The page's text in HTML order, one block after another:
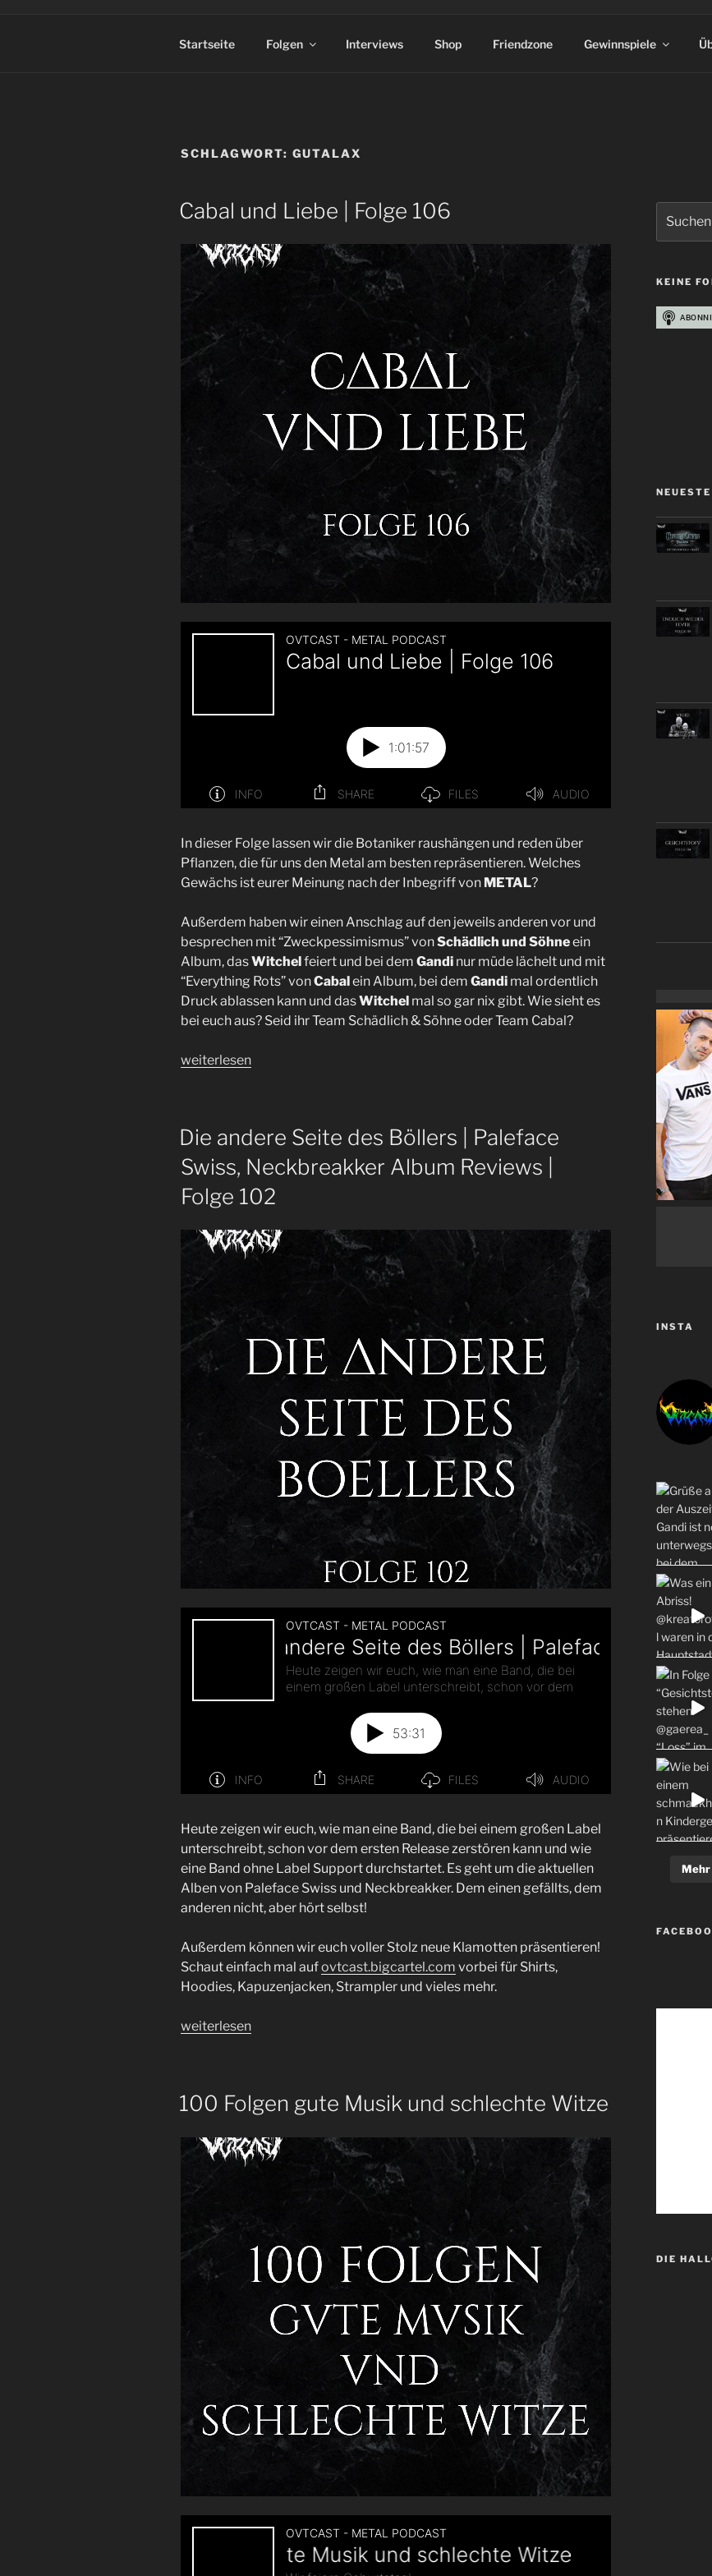
Startseite Folgen Interviews Shop Friendzone Gewinnspiele
SCHLAGWORT: GUTALAX
Cabal und Liebe | Folge 106
In dieser Folge lassen wir die Botaniker raushängen und reden über
Pflanzen, die für uns den Metal am besten repräsentieren. Welches
Gewächs ist eurer Meinung nach der Inbegriff von METAL?
Außerdem haben wir einen Anschlag auf den jeweils anderen vor und
besprechen mit “Zweckpessimismus” vonSchädlich und Söhneein
Album, dasWitchelfeiert und bei dem Gandi nur müde lächelt und mit
“Everything Rots” vonCabalein Album, bei dem Gandi mal ordentlich
Druck ablassen kann und dasWitchel mal so gar nix gibt. Wie sieht es
bei euch aus? Seid ihr Team Schädlich & Söhne oder Team Cabal?
„Cabal
Folge
106“
weiterlesen
Die andere Seite des Böllers | Paleface
Swiss, Neckbreakker Album Reviews |
Folge 102
Heute zeigen wir euch, wie man eine Band, die bei einem großen Label
unterschreibt, schon vor dem ersten Release zerstören kann und wie
eine Band ohne Label Support durchstartet. Es geht um die aktuellen
Alben von Paleface Swiss und Neckbreakker. Dem einen gefällts, dem
anderen nicht, aber hört selbst!
Außerdem können wir euch voller Stolz neue Klamotten präsentieren!
Schaut einfach mal auf⁠ovtcast.bigcartel.com⁠ vorbei für Shirts,
Hoodies, Kapuzenjacken, Strampler und vieles mehr.
„Die
Böllers
Paleface
Swiss,
Neckbreakker
Album
Reviews
Folge
102“
weiterlesen
100 Folgen gute Musik und schlechte Witze
nach:
KEINE
INSTA
Mehr
DIE